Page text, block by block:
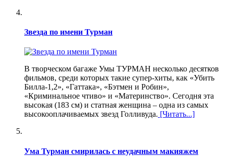
Звезда по имени Турман
В творческом багаже Умы ТУРМАН несколько десятков
фильмов, среди которых такие супер-хиты, как «Убить
Билла-1,2», «Гаттака», «Бэтмен и Робин»,
«Криминальное чтиво» и «Материнство». Сегодня эта
высокая (183 см) и статная женщина – одна из самых
высокооплачиваемых звезд Голливуда. [Читать...]
Ума Турман смирилась с неудачным макияжем